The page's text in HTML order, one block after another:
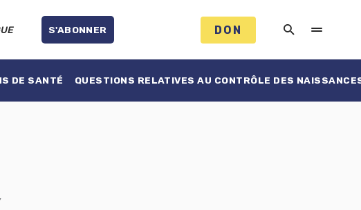
S'ABONNER DON
DE SANTÉ QUESTIONS RELATIVES AU CONTRÔLE DES